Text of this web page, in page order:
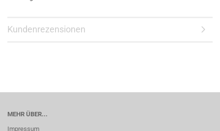
Kundenrezensionen
MEHR ÜBER...
Impressum